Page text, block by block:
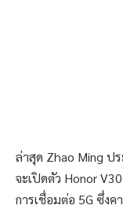
ล่าสุด Zhao Ming ป
จะเปิดตัว Honor
การเชื่อมต่อ 5G ซึ่ง